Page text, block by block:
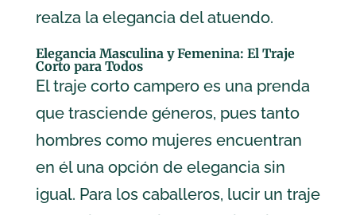
realza la elegancia del atuendo.
Elegancia Masculina y Femenina: El Traje
Corto para Todos
El traje corto campero es una prenda
que trasciende géneros, pues tanto
hombres como mujeres encuentran
en él una opción de elegancia sin
igual. Para los caballeros, lucir un traje